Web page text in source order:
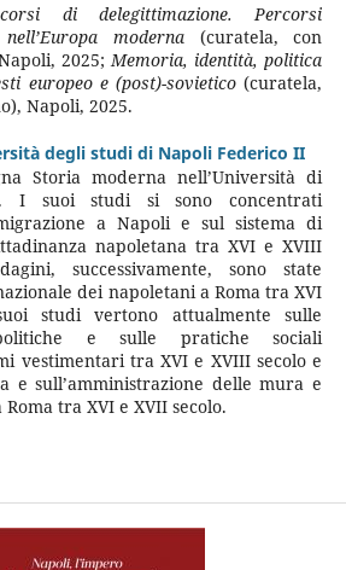
di delegittimazione. Percorsi
nell’Europa moderna (curatela, con
2025;Memoria, identità, politica
europeo e (post)-sovietico(curatela,
Napoli, 2025.
degli studi di Napoli Federico II
Storia moderna nell’Università di
I suoi studi si sono concentrati
a Napoli e sul sistema di
napoletana tra XVI e XVIII
successivamente, sono state
dei napoletani a Roma tra XVI
studi vertono attualmente sulle
e sulle pratiche sociali
vestimentari tra XVI e XVIII secolo e
e sull’amministrazione delle mura e
tra XVI e XVII secolo.